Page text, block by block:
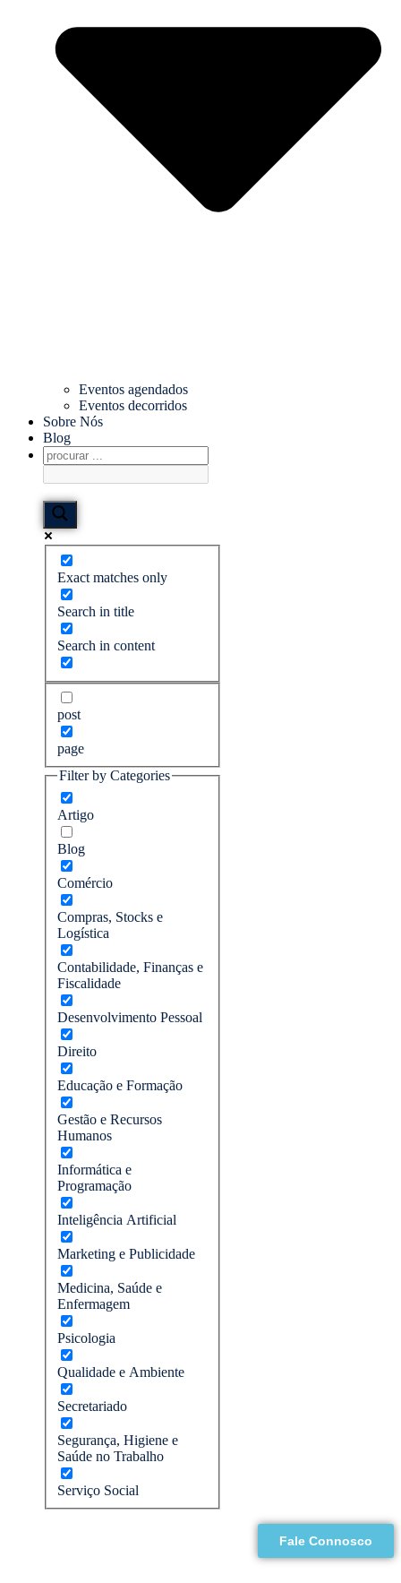
Eventos agendados
Eventos decorridos
Sobre Nós
Blog
Exact matches only
Search in title
Search in content
post
page
Filter by Categories
Artigo
Blog
Comércio
Compras, Stocks e
Logística
Contabilidade, Finanças e
Fiscalidade
Desenvolvimento Pessoal
Direito
Educação e Formação
Gestão e Recursos
Humanos
Informática e
Programação
Inteligência Artificial
Marketing e Publicidade
Medicina, Saúde e
Enfermagem
Psicologia
Qualidade e Ambiente
Secretariado
Segurança, Higiene e
Saúde no Trabalho
Serviço Social
Fale Connosco